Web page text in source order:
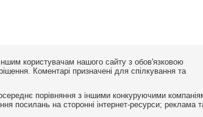
користувачам нашого сайту з обов'язковою
Коментарі призначені для спілкування та
порівняння з іншими конкуруючими
посилань на сторонні інтернет-ресурси; реклама